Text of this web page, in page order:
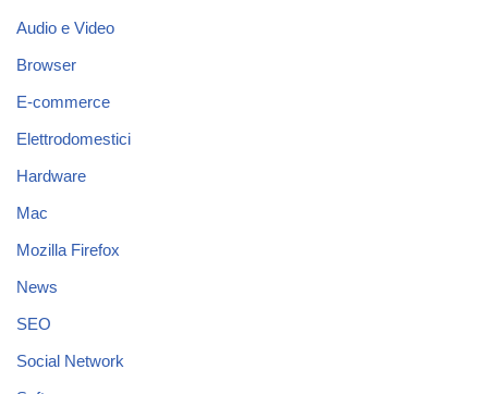
Audio e Video
Browser
E-commerce
Elettrodomestici
Hardware
Mac
Mozilla Firefox
News
SEO
Social Network